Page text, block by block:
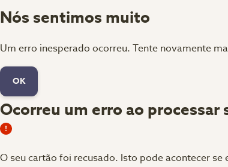
Nós sentimos muito
Um erro inesperado ocorreu. Tente novamente
OK
Ocorreu um erro ao processar
O seu cartão foi recusado. Isto pode acontecer